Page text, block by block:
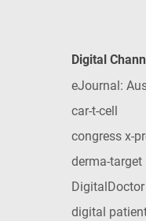
Digital
eJournal:
car-t-cell
congress x-
derma-target
DigitalDoctor
digital